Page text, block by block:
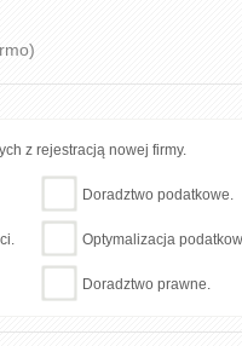
z rejestracją nowej firmy.
Doradztwo podatkowe.
Optymalizacja
Doradztwo prawne.